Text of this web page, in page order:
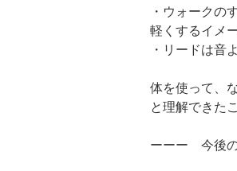
・ウォークの
軽くするイメ
・リードは音
体を使って、
と理解できた
ーーー 今後